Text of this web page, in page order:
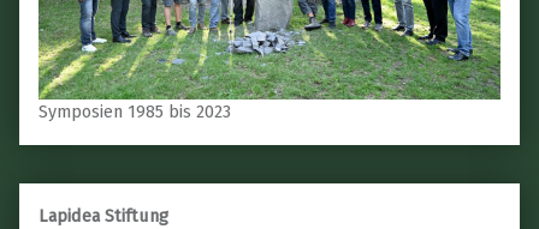
Symposien 1985 bis 2023
Lapidea Stiftung